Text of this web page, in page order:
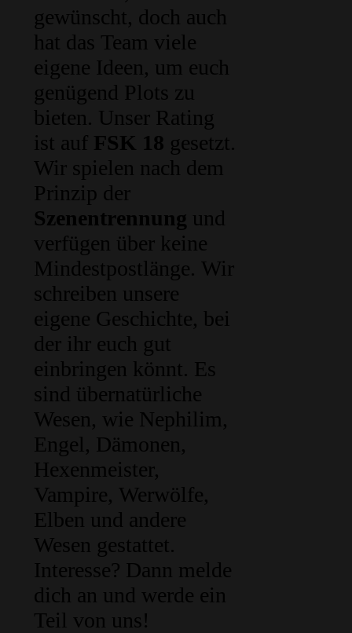
gewünscht, doch auch
hat das Team viele
eigene Ideen, um euch
genügend Plots zu
bieten. Unser Rating
ist auf FSK 18 gesetzt.
Wir spielen nach dem
Prinzip der
Szenentrennung und
verfügen über keine
Mindestpostlänge. Wir
schreiben unsere
eigene Geschichte, bei
der ihr euch gut
einbringen könnt. Es
sind übernatürliche
Wesen, wie Nephilim,
Engel, Dämonen,
Hexenmeister,
Vampire, Werwölfe,
Elben und andere
Wesen gestattet.
Interesse? Dann melde
dich an und werde ein
Teil von uns!